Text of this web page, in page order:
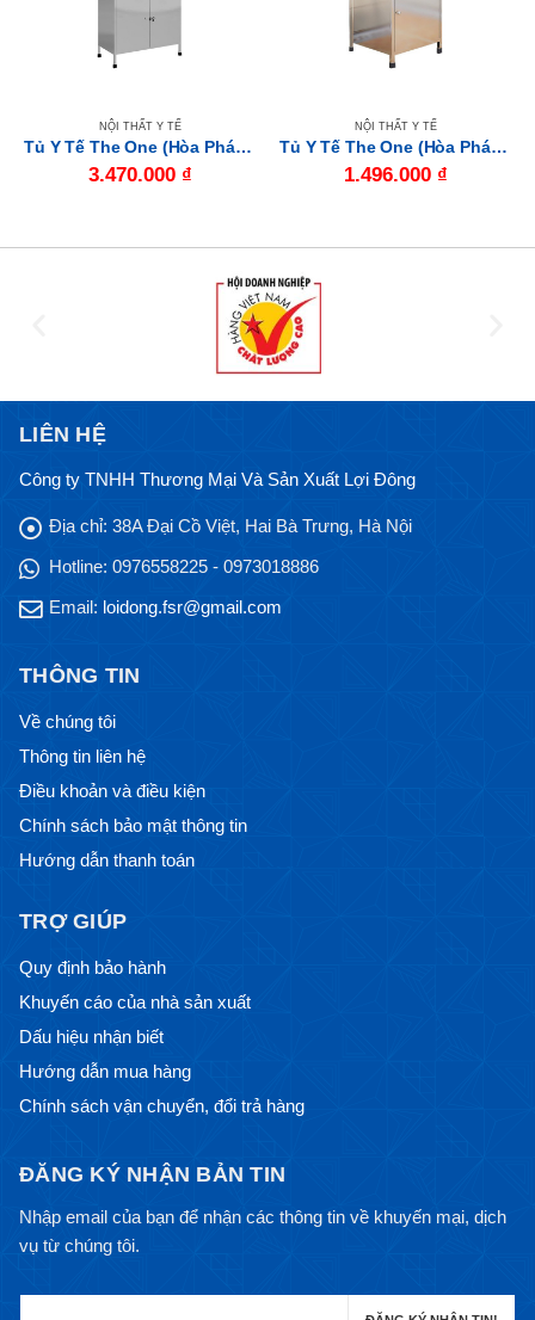
NỘI THẤT Y TẾ
Tủ Y Tế The One (Hòa Phát) TYT02
3.470.000 ₫
NỘI THẤT Y TẾ
Tủ Y Tế The One (Hòa Phát) TYT01
1.496.000 ₫
LIÊN HỆ
Công ty TNHH Thương Mại Và Sản Xuất Lợi Đông
Địa chỉ: 38A Đại Cồ Việt, Hai Bà Trưng, Hà Nội
Hotline: 0976558225 - 0973018886
Email: loidong.fsr@gmail.com
THÔNG TIN
Về chúng tôi
Thông tin liên hệ
Điều khoản và điều kiện
Chính sách bảo mật thông tin
Hướng dẫn thanh toán
TRỢ GIÚP
Quy định bảo hành
Khuyến cáo của nhà sản xuất
Dấu hiệu nhận biết
Hướng dẫn mua hàng
Chính sách vận chuyển, đổi trả hàng
ĐĂNG KÝ NHẬN BẢN TIN
Nhập email của bạn để nhận các thông tin về khuyến mại, dịch
vụ từ chúng tôi.